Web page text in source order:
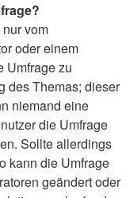
vom
oder einem
Umfrage zu
des Themas; dieser
niemand eine
die Umfrage
Sollte allerdings
kann die Umfrage
geändert oder